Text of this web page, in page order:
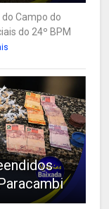
Campo do
do 24º BPM